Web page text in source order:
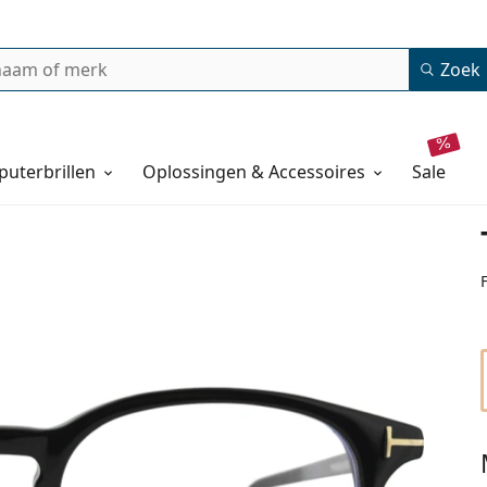
Zoek
Oplossingen & Accessoires sale